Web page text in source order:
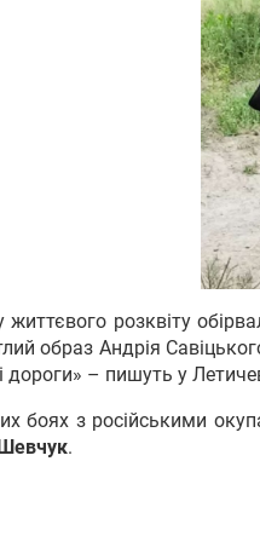
життєвого розквіту
образ Андрія
дороги» – пишуть у
боях з російськими
.